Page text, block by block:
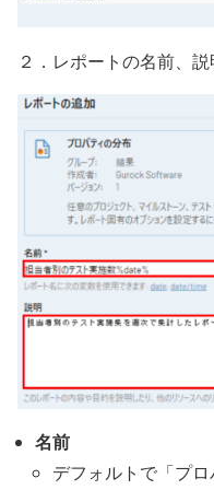
２．レポートの名前、
名前
デフォルトで「プ